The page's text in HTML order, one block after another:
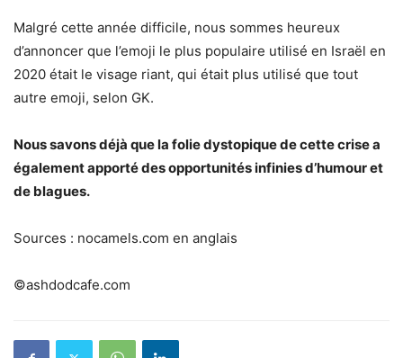
Malgré cette année difficile, nous sommes heureux
d’annoncer que l’emoji le plus populaire utilisé en Israël en
2020 était le visage riant, qui était plus utilisé que tout
autre emoji, selon GK.
Nous savons déjà que la folie dystopique de cette crise a
également apporté des opportunités infinies d’humour et
de blagues.
Sources : nocamels.com en anglais
©ashdodcafe.com